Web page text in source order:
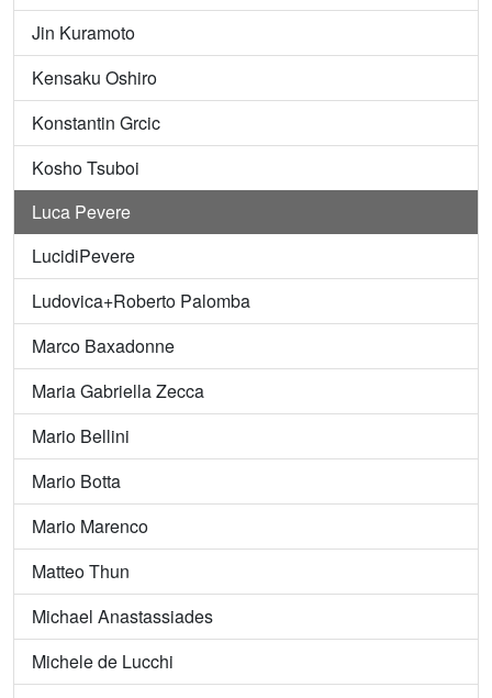
Jin Kuramoto
Kensaku Oshiro
Konstantin Grcic
Kosho Tsuboi
Luca Pevere
LucidiPevere
Ludovica+Roberto Palomba
Marco Baxadonne
Maria Gabriella Zecca
Mario Bellini
Mario Botta
Mario Marenco
Matteo Thun
Michael Anastassiades
Michele de Lucchi